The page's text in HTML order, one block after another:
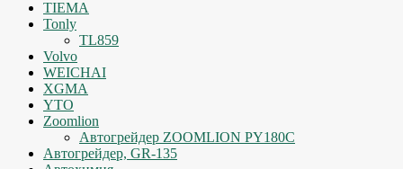
TIEMA
Tonly
TL859
Volvo
WEICHAI
XGMA
YTO
Zoomlion
Автогрейдер ZOOMLION PY180C
Автогрейдер, GR-135